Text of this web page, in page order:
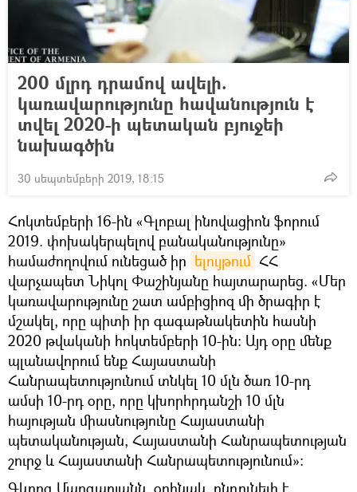
200 մլրդ դրամով ավելի.
կառավարությունը հավանություն է
տվել 2020-ի պետական բյուջեի
նախագծին
30 սեպտեմբերի 2019, 18:15
Հոկտեմբերի 16-ին «Գլոբալ ինովացիոն ֆորում
2019. փոխակերպելով բանականությունը»
համաժողովում ունեցած իր ելույթում ՀՀ
վարչապետ Նիկոլ Փաշինյանը հայտարարեց. «Մեր
կառավարությունը շատ ամբիցիոզ մի ծրագիր է
մշակել, որը պիտի իր գագաթնակետին հասնի
2020 թվականի հոկտեմբերի 10-ին: Այդ օրը մենք
պլանավորում ենք Հայաստանի
Հանրապետությունում տնկել 10 մլն ծառ 10-րդ
ամսի 10-րդ օրը, որը կխորհրդանշի 10 մլն
հայության միասնությունը Հայաստանի
պետականության, Հայաստանի Հանրապետության
շուրջ և Հայաստանի Հանրապետությունում»։
Գևորգ Մարգարյանն, օրինակ, ընդունելի է